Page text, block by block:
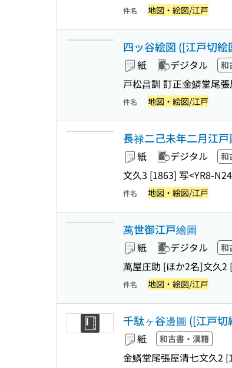
件名 地図・絵図/江戸
四ッ谷絵図 ([江戸切絵
紙 デジタル 和
戸松昌訓 訂正金鱗堂尾
件名 地図・絵図/江戸
長禄二己未年二月江戸
紙 デジタル 和
文久3 [1863] 写<YR8-
件名 地図・絵図/江戸
萬世御江戸繪圖
紙 デジタル 和
萬屋庄助 [ほか2名]文久2
件名 地図・絵図/江戸
千駄ヶ谷邊圖 ([江戸切
紙 和古書・漢籍
金鱗堂尾張屋清七文久2